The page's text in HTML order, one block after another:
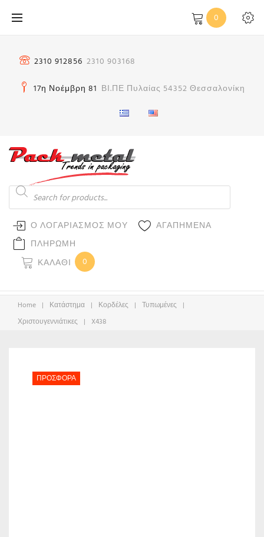
στο
0
2310 912856 2310 903168
17η Νοέμβρη 81 ΒΙ.ΠΕ Πυλαίας 54352 Θεσσαλονίκη
Products
search
Ο ΛΟΓΑΡΙΑΣΜΟΣ ΜΟΥ
ΑΓΑΠΗΜΕΝΑ
ΠΛΗΡΩΜΗ
ΚΑΛΆΘΙ
0
Home | Κατάστημα | Κορδέλες | Τυπωμένες |
Χριστουγεννιάτικες | X438
ΠΡΟΣΦΟΡΆ